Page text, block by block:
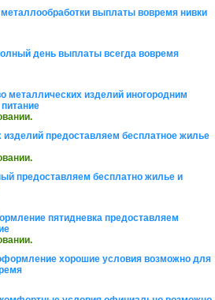
выплаты вовремя нивки
день выплаты всегда вовремя
металлических изделий иногородним
предоставляем бесплатное жилье
предоставляем бесплатно жилье и
пятидневка предоставляем
хорошие условия возможно для